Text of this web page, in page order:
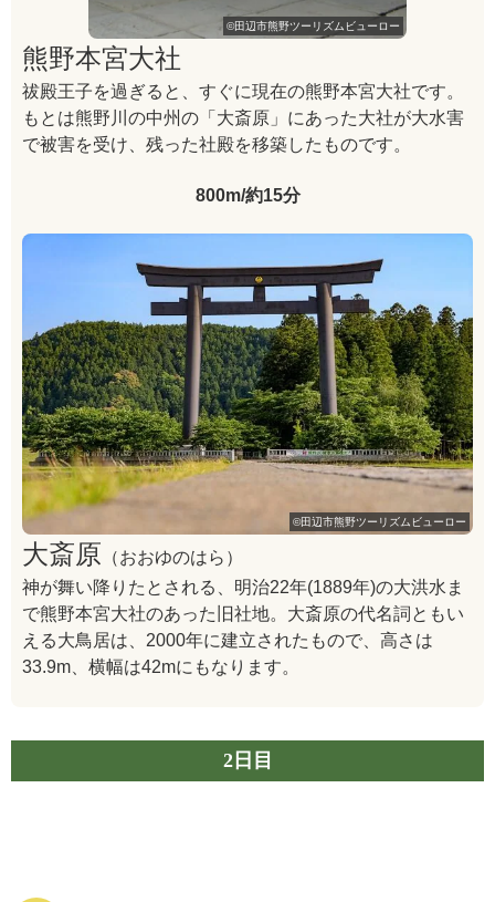
©田辺市熊野ツーリズムビューロー
熊野本宮大社
祓殿王子を過ぎると、すぐに現在の熊野本宮大社です。
もとは熊野川の中州の「大斎原」にあった大社が大水害
で被害を受け、残った社殿を移築したものです。
800m/約15分
©田辺市熊野ツーリズムビューロー
大斎原
（おおゆのはら）
神が舞い降りたとされる、明治22年(1889年)の大洪水ま
で熊野本宮大社のあった旧社地。大斎原の代名詞ともい
える大鳥居は、2000年に建立されたもので、高さは
33.9m、横幅は42mにもなります。
2日目